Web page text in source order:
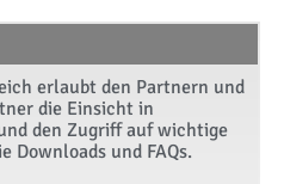
erlaubt den Partnern und
die Einsicht in
den Zugriff auf wichtige
Downloads und FAQs.